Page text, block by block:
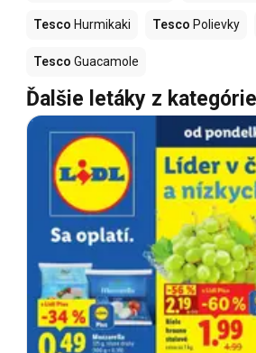
Tesco Hurmikaki Tesco Polievky
Tesco Guacamole
Ďalšie letáky z kategórie